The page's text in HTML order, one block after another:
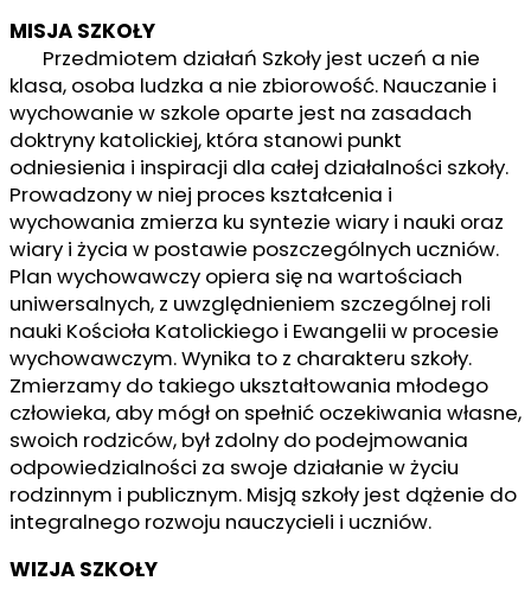
MISJA SZKOŁY
Przedmiotem działań Szkoły jest uczeń a nie
klasa, osoba ludzka a nie zbiorowość. Nauczanie i
wychowanie w szkole oparte jest na zasadach
doktryny katolickiej, która stanowi punkt
odniesienia i inspiracji dla całej działalności szkoły.
Prowadzony w niej proces kształcenia i
wychowania zmierza ku syntezie wiary i nauki oraz
wiary i życia w postawie poszczególnych uczniów.
Plan wychowawczy opiera się na wartościach
uniwersalnych, z uwzględnieniem szczególnej roli
nauki Kościoła Katolickiego i Ewangelii w procesie
wychowawczym. Wynika to z charakteru szkoły.
Zmierzamy do takiego ukształtowania młodego
człowieka, aby mógł on spełnić oczekiwania własne,
swoich rodziców, był zdolny do podejmowania
odpowiedzialności za swoje działanie w życiu
rodzinnym i publicznym. Misją szkoły jest dążenie do
integralnego rozwoju nauczycieli i uczniów.
WIZJA SZKOŁY